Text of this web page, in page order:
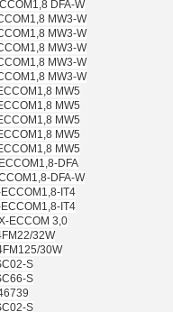
DFA-W
MW3-W
MW3-W
MW3-W
MW3-W
MW3-W
MW5
MW5
MW5
MW5
MW5
DFA
DFA-W
IT4
IT4
ECCOM 3,0
32W
30W
S
S
S